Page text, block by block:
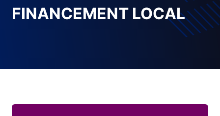
FINANCEMENT LOCAL